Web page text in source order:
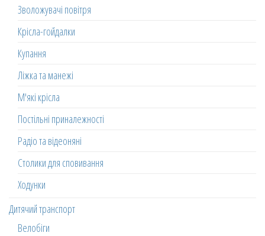
Зволожувачі повітря
Крісла-гойдалки
Купання
Ліжка та манежі
М'які крісла
Постільні приналежності
Радіо та відеоняні
Столики для сповивання
Ходунки
Дитячий транспорт
Велобіги